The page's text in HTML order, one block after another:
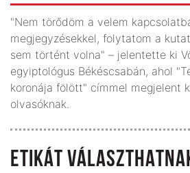
"Nem törődöm a velem
megjegyzésekkel, folytatom a
sem történt volna" – jelentette ki
egyiptológus Békéscsabán, ahol
koronája fölött" címmel megjelent
olvasóknak.
ETIKÁT